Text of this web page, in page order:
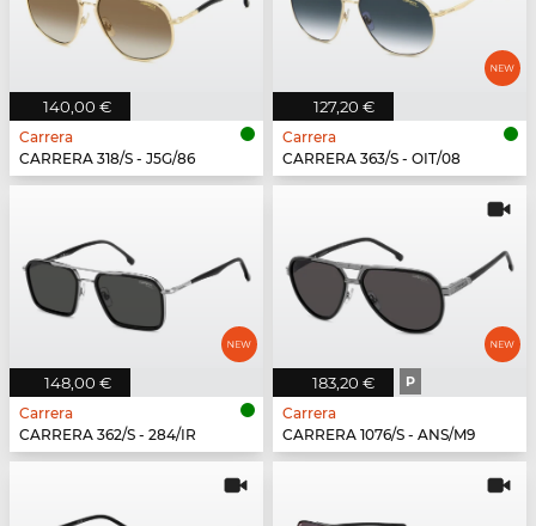
140,00 €
Carrera
CARRERA 318/S - J5G/86
127,20 €
Carrera
CARRERA 363/S - OIT/08
148,00 €
Carrera
CARRERA 362/S - 284/IR
183,20 € P
Carrera
CARRERA 1076/S - ANS/M9